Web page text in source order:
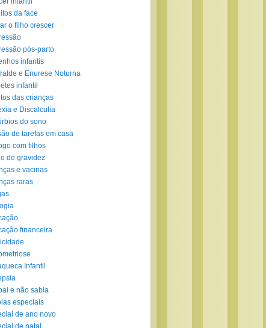
da face
o filho crescer
pós-parto
infantis
e Enurese Noturna
infantil
das crianças
e Discalculia
do sono
de tarefas em casa
com filhos
de gravidez
e vacinas
raras
financeira
Infantil
e não sabia
especiais
de ano novo
de natal